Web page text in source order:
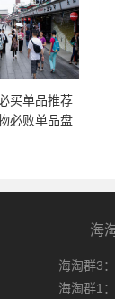
买单品推荐
必败单品盘
海
海淘群3
海淘群1